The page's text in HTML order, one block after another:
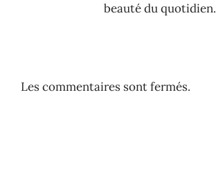
beauté du quotidien.
Les commentaires sont fermés.